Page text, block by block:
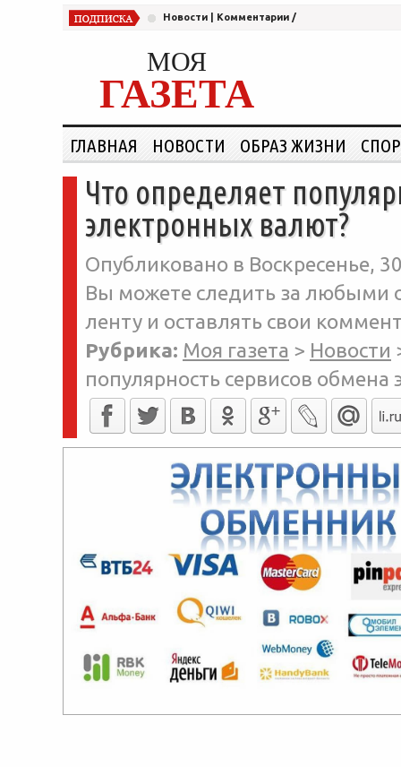
Новости Комментарии /
МОЯ
ГАЗЕТА
ГЛАВНАЯ НОВОСТИ ОБРАЗ ЖИЗНИ
Что определяет
электронных валют?
Опубликовано в Воскресенье,
Вы можете следить за любыми
ленту и оставлять свои
Рубрика: Моя газета > Новости
популярность сервисов